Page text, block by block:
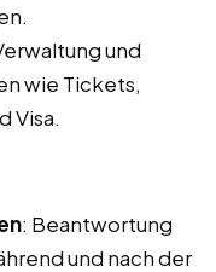
und
wie Tickets,
Visa.
: Beantwortung
und nach der